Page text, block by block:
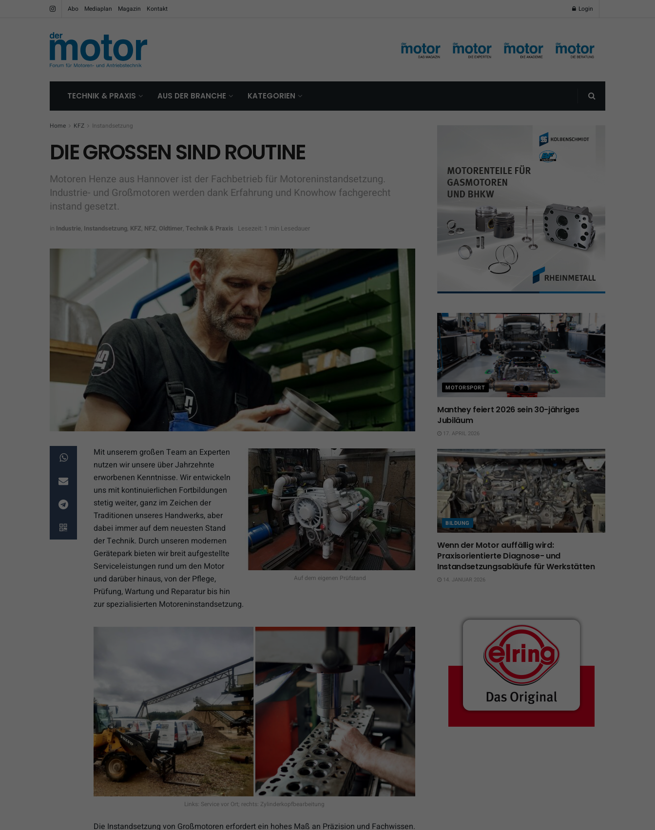
Abo Mediaplan Magazin Kontakt Login
TECHNIK & PRAXIS AUS DER BRANCHE KATEGORIEN
Home KFZ Instandsetzung
DIE GROSSEN SIND ROUTINE
Motoren Henze aus Hannover ist der Fachbetrieb für Motoreninstandsetzung.
Industrie- und Großmotoren werden dank Erfahrung und Knowhow fachgerecht
instand gesetzt.
in Industrie, Instandsetzung, KFZ, NFZ, Oldtimer, Technik & Praxis Lesezeit: 1 min Lesedauer
Auf dem eigenen Prüfstand
Mit unserem großen Team an Experten
nutzen wir unsere über Jahrzehnte
erworbenen Kenntnisse. Wir entwickeln
uns mit kontinuierlichen Fortbildungen
stetig weiter, ganz im Zeichen der
Traditionen unseres Handwerks, aber
dabei immer auf dem neuesten Stand
der Technik. Durch unseren modernen
Gerätepark bieten wir breit aufgestellte
Serviceleistungen rund um den Motor
und darüber hinaus, von der Pflege,
Prüfung, Wartung und Reparatur bis hin
zur spezialisierten Motoreninstandsetzung.
Links: Service vor Ort; rechts: Zylinderkopfbearbeitung
Die Instandsetzung von Großmotoren erfordert ein hohes Maß an Präzision und Fachwissen.
MOTORSPORT
Manthey feiert 2026 sein 30-jähriges
Jubiläum
17. APRIL 2026
BILDUNG
Wenn der Motor auffällig wird:
Praxisorientierte Diagnose- und
Instandsetzungsabläufe für Werkstätten
14. JANUAR 2026